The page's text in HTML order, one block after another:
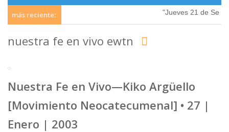
más reciente: "Jueves 21 de
nuestra fe en vivo ewtn
Nuestra Fe en Vivo—Kiko Argüello
[Movimiento Neocatecumenal] • 27 |
Enero | 2003